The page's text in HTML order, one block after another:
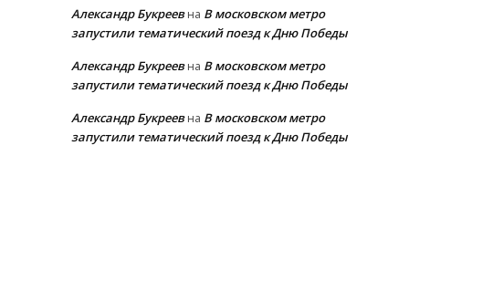
Александр Букреевна В московском метро
запустили тематический поезд к Дню Победы
Александр Букреевна В московском метро
запустили тематический поезд к Дню Победы
Александр Букреевна В московском метро
запустили тематический поезд к Дню Победы